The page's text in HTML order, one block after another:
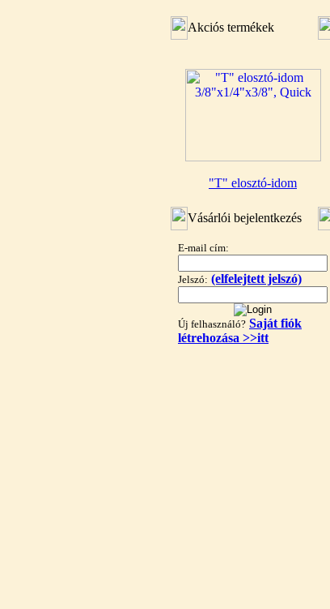
Akciós termékek
"T" elosztó-idom
3/8"x1/4"x3/8", Quick
360,-Ft
Vásárlói bejelentkezés
E-mail cím:
Jelszó: (elfelejtett jelszó)
Új felhasználó? Saját fiók
létrehozása >>itt